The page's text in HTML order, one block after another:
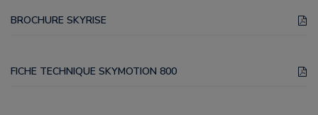
BROCHURE SKYRISE
FICHE TECHNIQUE SKYMOTION 800